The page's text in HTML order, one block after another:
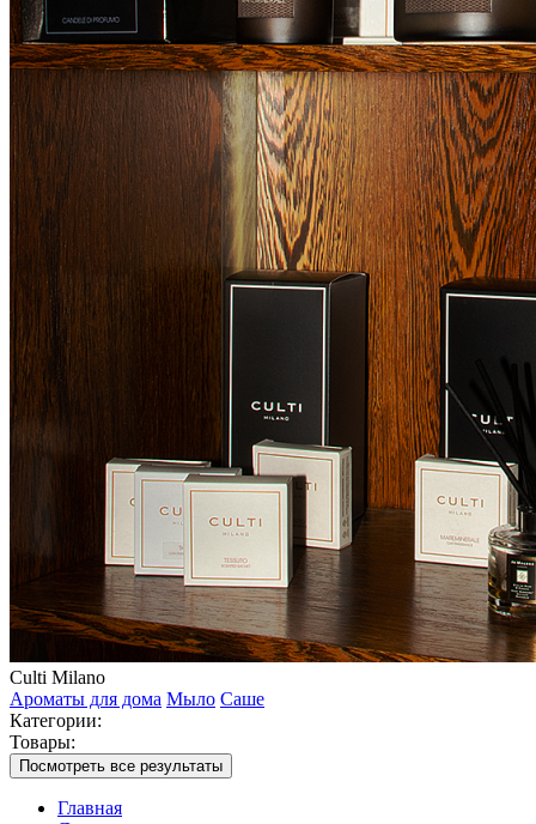
Culti Milano
Ароматы для дома Мыло Саше
Категории:
Товары:
Посмотреть все результаты
Главная